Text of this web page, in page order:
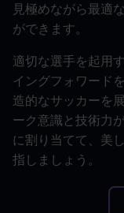
見極めながら最適
ができます。
適切な選手を起用
イングフォワード
造的なサッカーを
ーク意識と技術力
に割り当てて、美
指しましょう。